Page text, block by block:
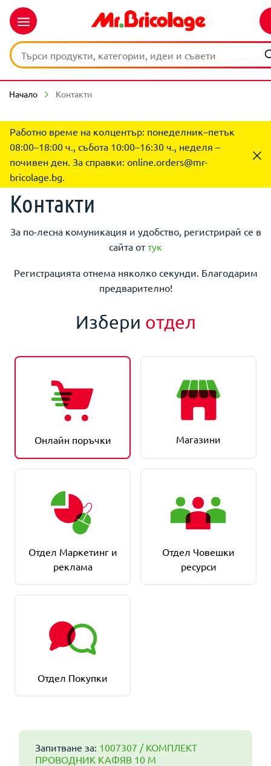
Начало Контакти
Работно време на колцентър: понеделник–петък
08:00–18:00 ч., събота 10:00–16:30 ч., неделя –
почивен ден. За справки: online.orders@mr-
bricolage.bg.
Контакти
За по-лесна комуникация и удобство, регистрирай се в
сайта оттук
Регистрацията отнема няколко секунди. Благодарим
предварително!
Избери отдел
Онлайн поръчки Магазини
Отдел Маркетинг и
реклама
Отдел Човешки
ресурси
Отдел Покупки
Запитване за: 1007307 / КОМПЛЕКТ
ПРОВОДНИК КАФЯВ 10 М